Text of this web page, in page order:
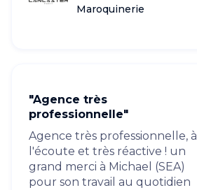
Maroquinerie
"Agence très
professionnelle"
Agence très professionnelle, à
l'écoute et très réactive ! un
grand merci à Michael (SEA)
pour son travail au quotidien